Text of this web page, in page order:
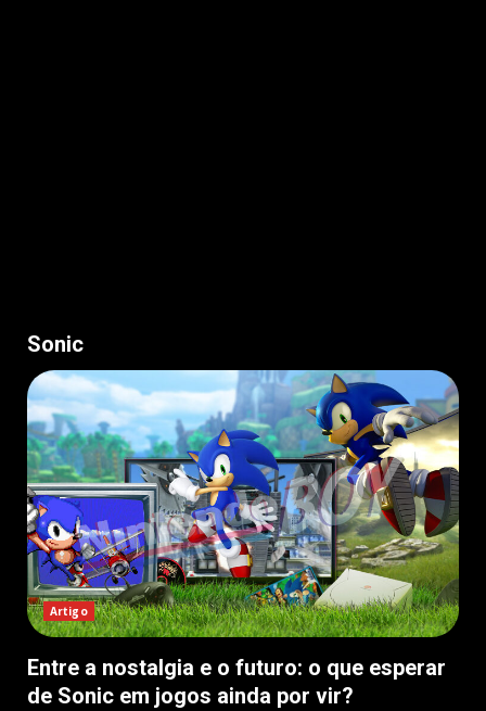
Sonic
Artigo
Entre a nostalgia e o futuro: o que esperar
de Sonic em jogos ainda por vir?